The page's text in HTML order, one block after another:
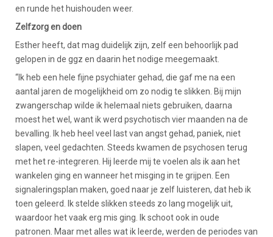
en runde het huishouden weer.
Zelfzorg en doen
Esther heeft, dat mag duidelijk zijn, zelf een behoorlijk pad
gelopen in de ggz en daarin het nodige meegemaakt.
“Ik heb een hele fijne psychiater gehad, die gaf me na een
aantal jaren de mogelijkheid om zo nodig te slikken. Bij mijn
zwangerschap wilde ik helemaal niets gebruiken, daarna
moest het wel, want ik werd psychotisch vier maanden na de
bevalling. Ik heb heel veel last van angst gehad, paniek, niet
slapen, veel gedachten. Steeds kwamen de psychosen terug
met het re-integreren. Hij leerde mij te voelen als ik aan het
wankelen ging en wanneer het misging in te grijpen. Een
signaleringsplan maken, goed naar je zelf luisteren, dat heb ik
toen geleerd. Ik stelde slikken steeds zo lang mogelijk uit,
waardoor het vaak erg mis ging. Ik schoot ook in oude
patronen. Maar met alles wat ik leerde, werden de periodes van